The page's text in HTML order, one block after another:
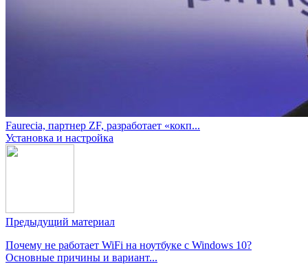
Faurecia, партнер ZF, разработает «кокп...
Установка и настройка
Предыдущий материал
Почему не работает WiFi на ноутбуке с Windows 10?
Основные причины и вариант...